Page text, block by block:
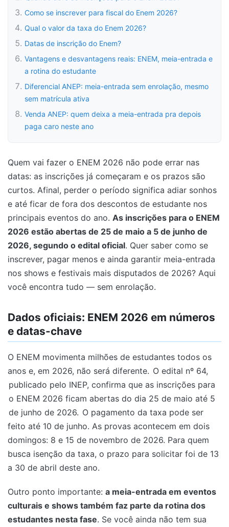
Como se inscrever para fiscal do Enem 2026?
Qual o valor da taxa do Enem 2026?
Datas de inscrição do Enem?
Vantagens e desvantagens reais: ENEM, meia-entrada e
a rotina do estudante
Diferencial ANEP: meia-entrada sem enrolação, mesmo
sem matrícula ativa
Venda ANEP: quem deixa a meia-entrada pra depois
paga caro neste ano
Quem vai fazer o ENEM 2026 não pode errar nas
datas: as inscrições já começaram e os prazos são
curtos. Afinal, perder o período significa adiar sonhos
e até ficar de fora dos descontos de estudante nos
principais eventos do ano. As inscrições para o ENEM
2026 estão abertas de 25 de maio a 5 de junho de
2026, segundo o edital oficial. Quer saber como se
inscrever, pagar menos e ainda garantir meia-entrada
nos shows e festivais mais disputados de 2026? Aqui
você encontra tudo — sem enrolação.
Dados oficiais: ENEM 2026 em números
e datas-chave
O ENEM movimenta milhões de estudantes todos os
anos e, em 2026, não será diferente. O edital nº 64,
publicado pelo INEP, confirma que as inscrições para
o ENEM 2026 ficam abertas do dia 25 de maio até 5
de junho de 2026. O pagamento da taxa pode ser
feito até 10 de junho. As provas acontecem em dois
domingos: 8 e 15 de novembro de 2026. Para quem
busca isenção da taxa, o prazo para solicitar foi de 13
a 30 de abril deste ano.
Outro ponto importante: a meia-entrada em eventos
culturais e shows também faz parte da rotina dos
estudantes nesta fase. Se você ainda não tem sua